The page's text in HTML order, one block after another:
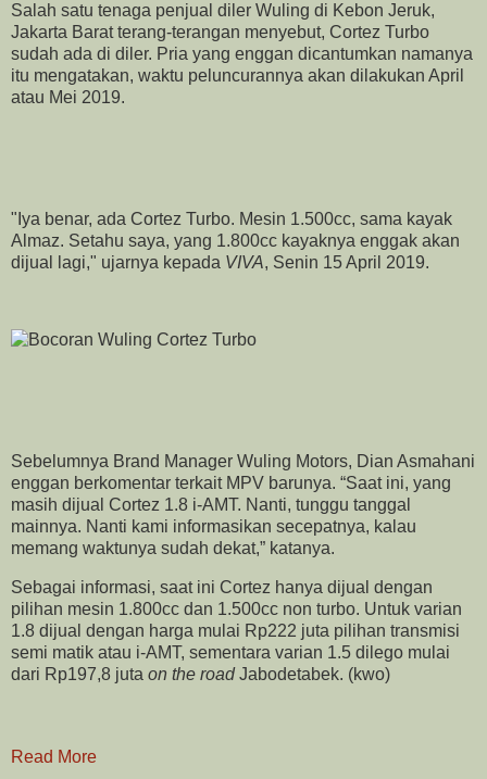
Salah satu tenaga penjual diler Wuling di Kebon Jeruk,
Jakarta Barat terang-terangan menyebut, Cortez Turbo
sudah ada di diler. Pria yang enggan dicantumkan namanya
itu mengatakan, waktu peluncurannya akan dilakukan April
atau Mei 2019.
"Iya benar, ada Cortez Turbo. Mesin 1.500cc, sama kayak
Almaz. Setahu saya, yang 1.800cc kayaknya enggak akan
dijual lagi," ujarnya kepada VIVA, Senin 15 April 2019.
Sebelumnya Brand Manager Wuling Motors, Dian Asmahani
enggan berkomentar terkait MPV barunya. “Saat ini, yang
masih dijual Cortez 1.8 i-AMT. Nanti, tunggu tanggal
mainnya. Nanti kami informasikan secepatnya, kalau
memang waktunya sudah dekat,” katanya.
Sebagai informasi, saat ini Cortez hanya dijual dengan
pilihan mesin 1.800cc dan 1.500cc non turbo. Untuk varian
1.8 dijual dengan harga mulai Rp222 juta pilihan transmisi
semi matik atau i-AMT, sementara varian 1.5 dilego mulai
dari Rp197,8 juta on the roadJabodetabek. (kwo)
Read More